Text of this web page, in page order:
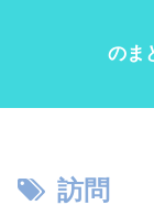
のま
訪問